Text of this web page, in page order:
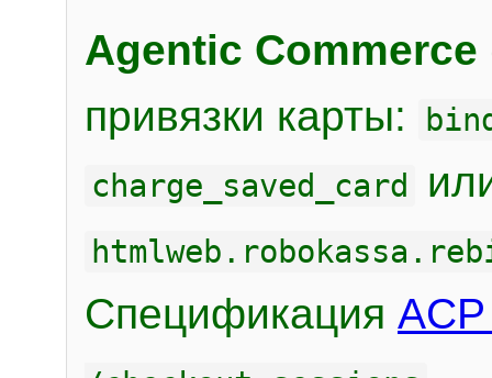
Agentic Commerce
привязки карты:
charge_saved_card
Спецификация